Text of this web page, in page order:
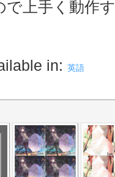
上手く動作
in: 英語